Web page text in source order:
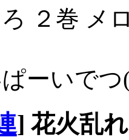
ろ ２巻 メ
ーいでつ
] 花火乱